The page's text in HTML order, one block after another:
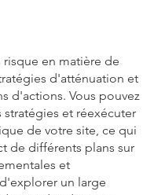
en matière de
d'atténuation et
d'actions. Vous pouvez
et réexécuter
de votre site, ce qui
de différents plans sur
et
un large